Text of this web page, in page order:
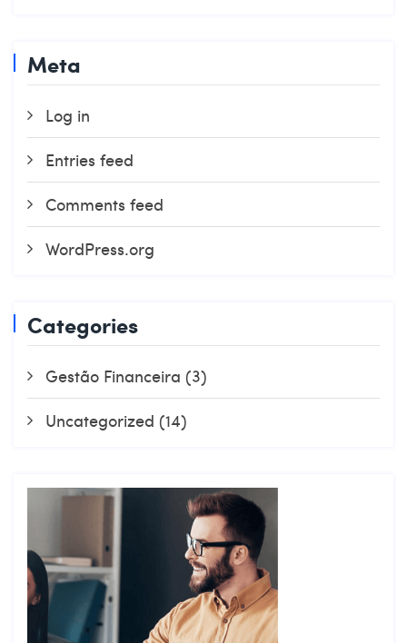
Meta
Log in
Entries feed
Comments feed
WordPress.org
Categories
Gestão Financeira (3)
Uncategorized (14)